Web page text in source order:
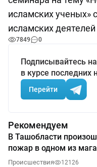
исламских ученых»
исламских
7849 0
Подписывайтесь
в курсе последних
Перейти
Рекомендуем
В Ташобласти
пожар в одном из
Происшествия 12126